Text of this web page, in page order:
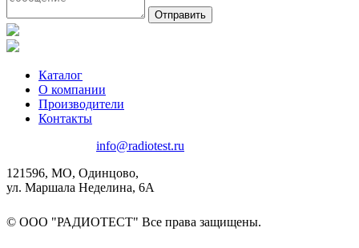
Каталог
О компании
Производители
Контакты
info@radiotest.ru
121596, МО, Одинцово,
ул. Маршала Неделина, 6А
© ООО "РАДИОТЕСТ" Все права защищены.